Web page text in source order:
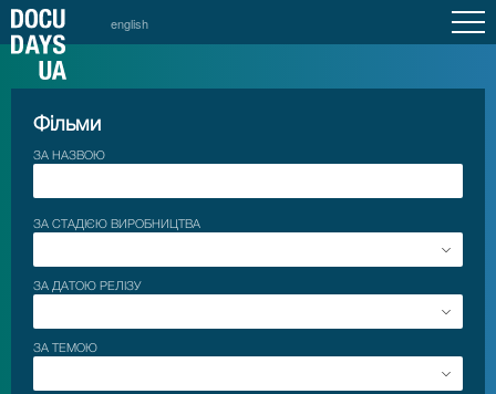
english
Фільми
ЗА НАЗВОЮ
ЗА СТАДІЄЮ ВИРОБНИЦТВА
ЗА ДАТОЮ РЕЛІЗУ
ЗА ТЕМОЮ